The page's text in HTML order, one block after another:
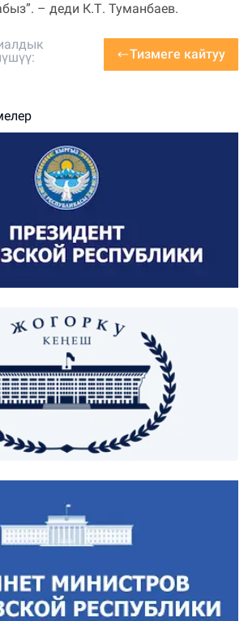
– деди К.Т. Туманбаев.
: Тизмеге кайтуу